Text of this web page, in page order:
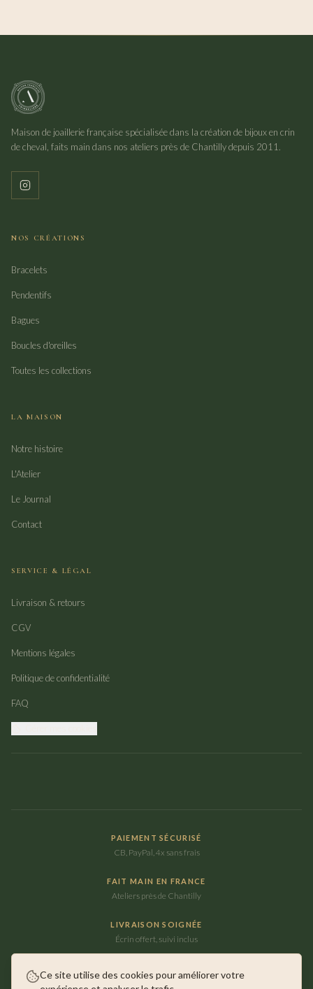
Maison de joaillerie française spécialisée dans la création de bijoux en crin
de cheval, faits main dans nos ateliers près de Chantilly depuis 2011.
NOS CRÉATIONS
Bracelets
Pendentifs
Bagues
Boucles d'oreilles
Toutes les collections
LA MAISON
Notre histoire
L'Atelier
Le Journal
Contact
SERVICE & LÉGAL
Livraison & retours
CGV
Mentions légales
Politique de confidentialité
FAQ
PAIEMENT SÉCURISÉ
CB, PayPal, 4x sans frais
FAIT MAIN EN FRANCE
Ateliers près de Chantilly
LIVRAISON SOIGNÉE
Écrin offert, suivi inclus
Ce site utilise des cookies pour améliorer votre